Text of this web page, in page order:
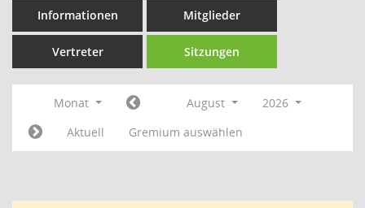
Informationen Mitglieder
Vertreter Sitzungen
Monat August
2026
Aktuell
Gremium auswählen